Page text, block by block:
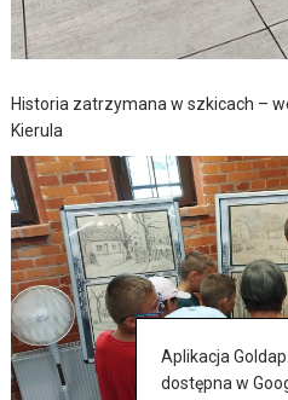
Historia zatrzymana w szkicach –
Kierula
Aplikacja
dostępna w